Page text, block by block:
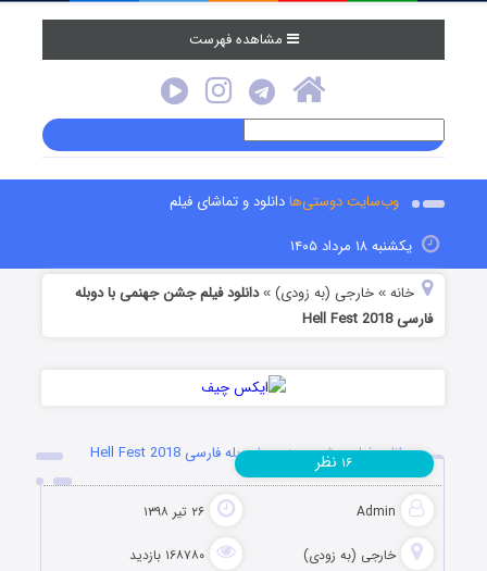
مشاهده فهرست
وب‌سایت دوستی‌هادانلود و تماشای فیلم
یکشنبه ۱۸ مرداد ۱۴۰۵
خانه »خارجی (به زودی) »دانلود فیلم جشن جهنمی با دوبله
فارسی Hell Fest 2018
دانلود فیلم جشن جهنمی با دوبله فارسی Hell Fest 2018
Admin ۲۶ تیر ۱۳۹۸
خارجی (به زودی) ۱۶۸۷۸۰ بازدید
۱۶ نظر